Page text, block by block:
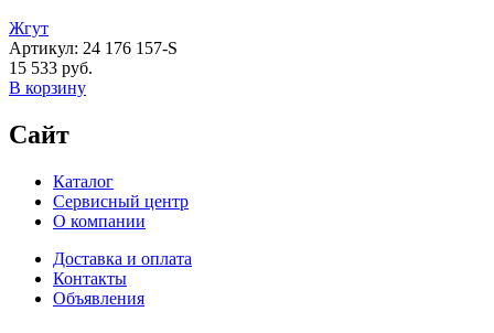
Жгут
Артикул: 24 176 157-S
15 533 руб.
В корзину
Сайт
Каталог
Сервисный центр
О компании
Доставка и оплата
Контакты
Объявления